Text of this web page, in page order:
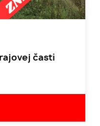
časti